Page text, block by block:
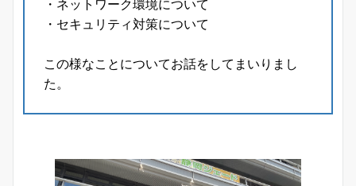
・ネットワーク環境について
・セキュリティ対策について
この様なことについてお話をしてまいりまし
た。